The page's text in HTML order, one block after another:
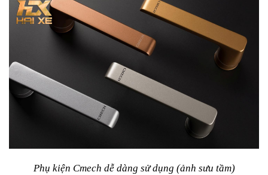
Phụ kiện Cmech dễ dàng sử dụng (ảnh sưu tầm)